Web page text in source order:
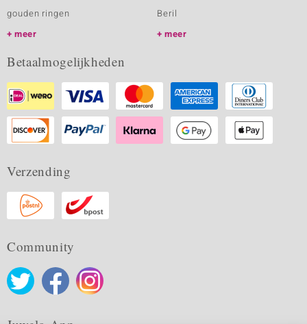
gouden ringen
meer
Beril
meer
Betaalmogelijkheden
Verzending
Community